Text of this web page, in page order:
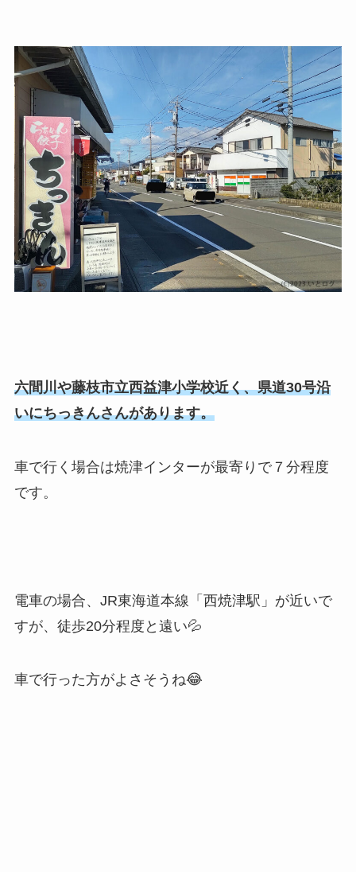
六間川や藤枝市立西益津小学校近く、県道30号沿
いにちっきんさんがあります。
車で行く場合は焼津インターが最寄りで７分程度
です。
電車の場合、JR東海道本線「西焼津駅」が近いで
すが、徒歩20分程度と遠い💦
車で行った方がよさそうね😂